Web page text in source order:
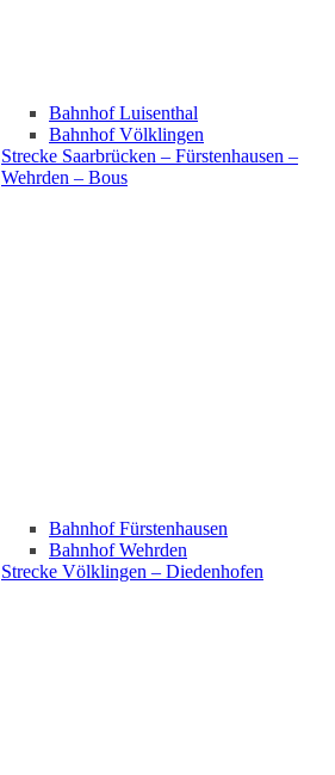
Bahnhof Luisenthal
Bahnhof Völklingen
Strecke Saarbrücken – Fürstenhausen –
Wehrden – Bous
Bahnhof Fürstenhausen
Bahnhof Wehrden
Strecke Völklingen – Diedenhofen